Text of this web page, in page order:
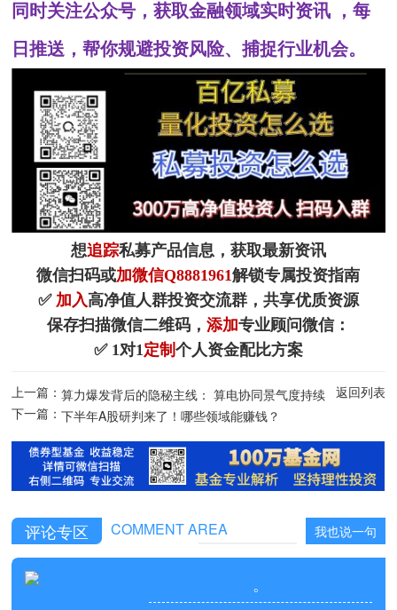
同时关注公众号，获取金融领域实时资讯 ，每
日推送，帮你规避投资风险、捕捉行业机会。
想追踪私募产品信息，获取最新资讯
微信扫码或加微信Q8881961解锁专属投资指南
✅加入高净值人群投资交流群，共享优质资源
保存扫描微信二维码， 添加专业顾问微信：
✅ 1对1定制 个人资金配比方案
上一篇：算力爆发背后的隐秘主线： 算电协同景气度持续
飙升，北交所这两匹黑马值得关注
下一篇：下半年A股研判来了！哪些领域能赚钱？
返回列表
评论专区 COMMENT AREA 我也说一句
。